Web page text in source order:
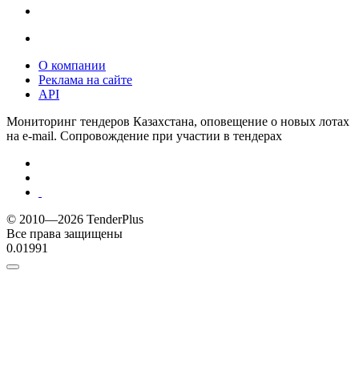
О компании
Реклама на сайте
API
Мониторинг тендеров Казахстана, оповещение о новых лотах
на e-mail. Сопровождение при участии в тендерах
© 2010—2026 TenderPlus
Все права защищены
0.01991